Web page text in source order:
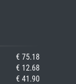
€ 75.18
€ 12.68
€ 41.90